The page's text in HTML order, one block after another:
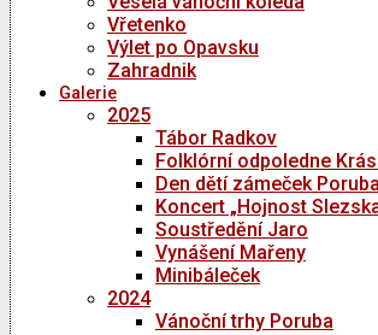
Vřetenko
Výlet po Opavsku
Zahradnik
Galerie
2025
Tábor Radkov
Folklórní odpoledne
Den dětí zámeček Poruba
Koncert „Hojnost
Soustředění Jaro
Vynášení Mařeny
Minibáleček
2024
Vánoční trhy Poruba